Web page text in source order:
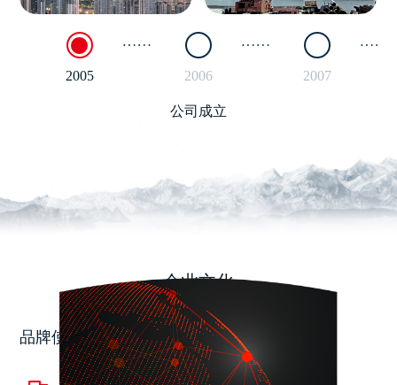
2005 2006 2007
公司成立
企业文化
品牌使命